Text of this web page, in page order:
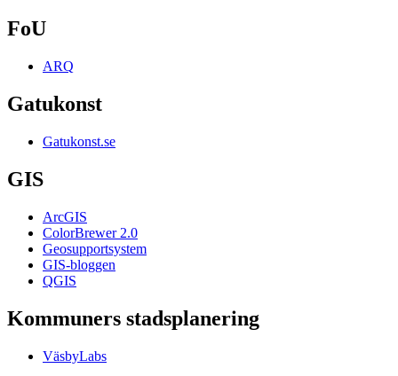
FoU
ARQ
Gatukonst
Gatukonst.se
GIS
ArcGIS
ColorBrewer 2.0
Geosupportsystem
GIS-bloggen
QGIS
Kommuners stadsplanering
VäsbyLabs